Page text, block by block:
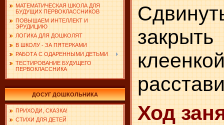
МАТЕМАТИЧЕСКАЯ ШКОЛА ДЛЯ
БУДУЩИХ ПЕРВОКЛАССНИКОВ
ПОВЫШАЕМ ИНТЕЛЛЕКТ И
ЭРУДИЦИЮ
ЛОГИКА ДЛЯ ДОШКОЛЯТ
В ШКОЛУ - ЗА ПЯТЕРКАМИ
РАБОТА С ОДАРЕННЫМИ ДЕТЬМИ
ТЕСТИРОВАНИЕ БУДУЩЕГО
ПЕРВОКЛАССНИКА
ДОСУГ ДОШКОЛЬНИКА
ПРИХОДИ, СКАЗКА!
СТИХИ ДЛЯ ДЕТЕЙ
закрыть
Ход